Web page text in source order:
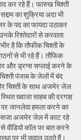
कर रहे हैं। फारुख चिश्ती
का शुक्रिया अदा भी
के पद का फायदा उठाकर
रिश्तेदारों से करवाता
है कि तौफीक चिश्ती के
से भी रहे हैं। तौफिक
और ड्रग्स सप्लाई करने के
पंजाब के जेलों में बंद
चिश्ती के साथ अजमेर जेल
ख्वाजा साहब की दरगाह
पर जानलेवा हमला करने का
सजा अजमेर जेल में काट रहे
कॉल पर बात करने
पर भी सवाल उठते हैं।